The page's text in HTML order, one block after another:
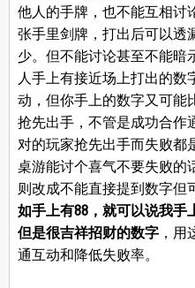
他人的手牌，也不能互相讨
张手里剑牌，打出后可以透
少。但不能讨论甚至不能暗
人手上有接近场上打出的数
动，但你手上的数字又可能
抢先出手，不管是成功合作
对的玩家抢先出手而失败都
桌游能讨个喜气不要失败的
则改成不能直接提到数字但
如手上有88，就可以说我手
但是很吉祥招财的数字，用
通互动和降低失败率。